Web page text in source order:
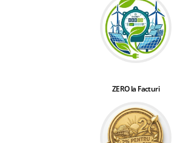
ZERO la Facturi